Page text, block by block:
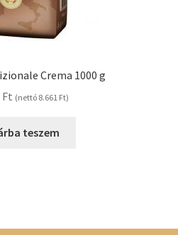
Crema 1000 g
Ft (nettó 8.661 Ft)
teszem